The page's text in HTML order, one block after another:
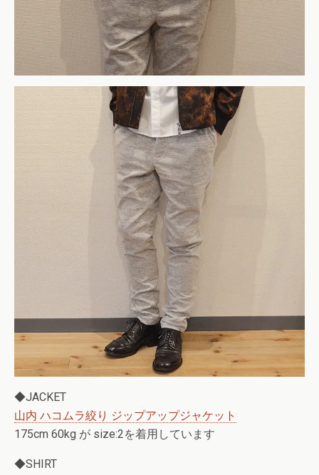
◆JACKET
山内 ハコムラ絞り ジップアップジャケット
175cm 60kg が size:2を着用しています
◆SHIRT